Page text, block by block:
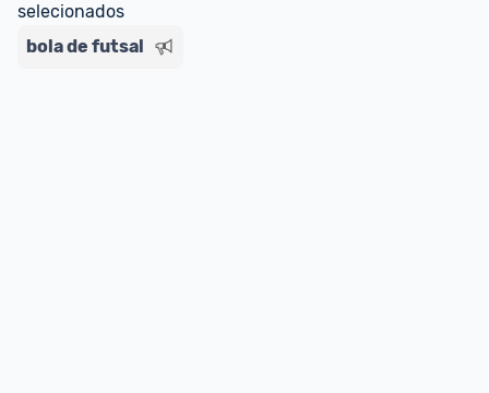
selecionados
bola de futsal